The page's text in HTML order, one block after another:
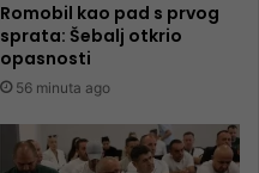
Romobil kao pad s prvog
sprata: Šebalj otkrio
opasnosti
56 minuta ago